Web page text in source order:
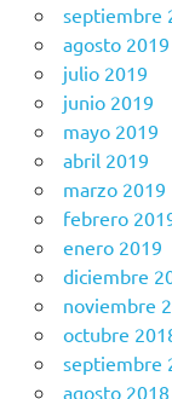
septiembre
agosto 2019
julio 2019
junio 2019
mayo 2019
abril 2019
marzo 2019
febrero
enero 2019
diciembre
noviembre
octubre
septiembre
agosto 2018